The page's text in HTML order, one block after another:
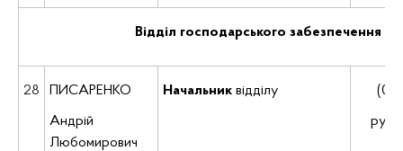
Відділ господарського забезпечення
28 ПИСАРЕНКО
Андрій
Любомирович
Начальник відділу